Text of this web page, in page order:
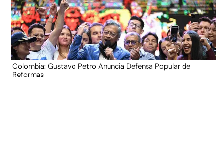
Colombia: Gustavo Petro Anuncia Defensa Popular de
Reformas